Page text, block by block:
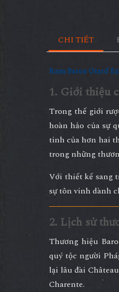
CHI TIẾT
Rượu Baron Otard
1. Giới thiệu
Trong thế giới
hoàn hảo của sự
tinh của hơn hai
trong những
Với thiết kế sang
sự tôn vinh dành
2. Lịch sử
Thương hiệu
quý tộc người
lại lâu đài
Charente.